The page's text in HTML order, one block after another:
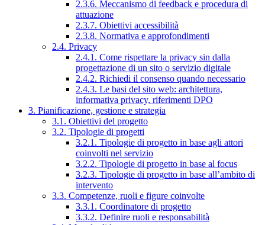
2.3.6. Meccanismo di feedback e procedura di
attuazione
2.3.7. Obiettivi accessibilità
2.3.8. Normativa e approfondimenti
2.4. Privacy
2.4.1. Come rispettare la privacy sin dalla
progettazione di un sito o servizio digitale
2.4.2. Richiedi il consenso quando necessario
2.4.3. Le basi del sito web: architettura,
informativa privacy, riferimenti DPO
3. Pianificazione, gestione e strategia
3.1. Obiettivi del progetto
3.2. Tipologie di progetti
3.2.1. Tipologie di progetto in base agli attori
coinvolti nel servizio
3.2.2. Tipologie di progetto in base al focus
3.2.3. Tipologie di progetto in base all’ambito di
intervento
3.3. Competenze, ruoli e figure coinvolte
3.3.1. Coordinatore di progetto
3.3.2. Definire ruoli e responsabilità